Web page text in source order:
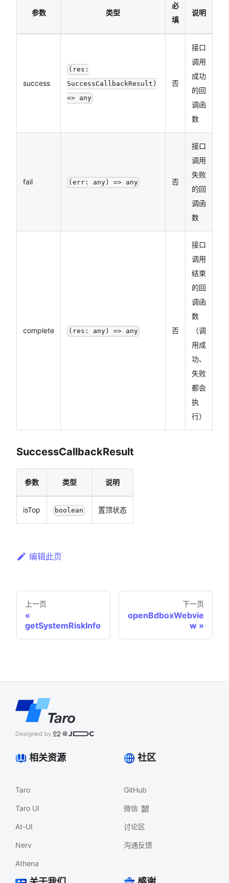
参数 类型
必
填
说明
success
(res:
SuccessCallbackResult)
=> any
否
接口
调用
成功
的回
调函
数
fail (err: any) => any 否
接口
调用
失败
的回
调函
数
complete (res: any) => any 否
接口
调用
结束
的回
调函
数
（调
用成
功、
失败
都会
执
行）
SuccessCallbackResult
参数 类型 说明
isTop boolean 置顶状态
编辑此页
上一页
getSystemRiskInfo
下一页
openBdboxWebvie
w
相关资源
Taro
Taro UI
At-UI
Nerv
Athena
社区
GitHub
微信
讨论区
沟通反馈